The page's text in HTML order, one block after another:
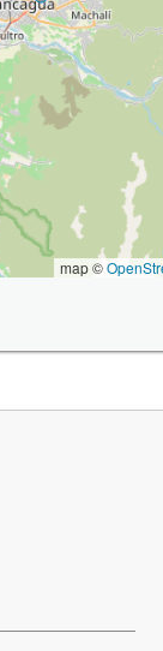
map ©